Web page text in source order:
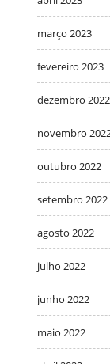
março 2023
fevereiro 2023
dezembro 2022
novembro
outubro 2022
setembro 2022
agosto 2022
julho 2022
junho 2022
maio 2022